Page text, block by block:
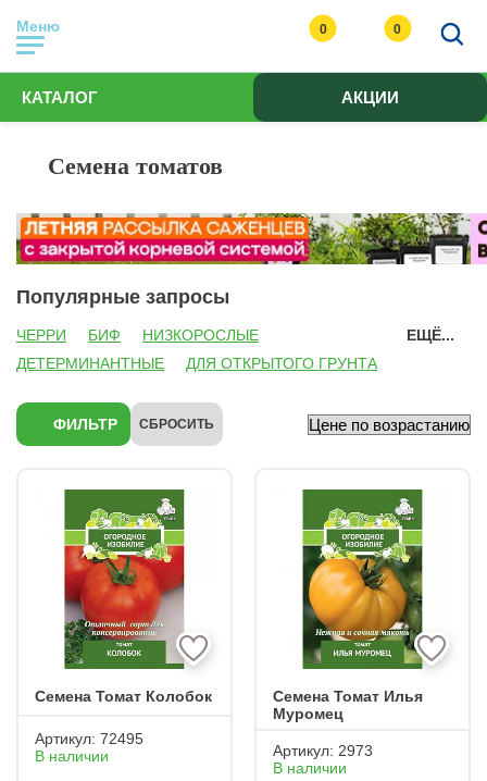
Меню 0 0
КАТАЛОГ АКЦИИ
Семена томатов
Популярные запросы
ЧЕРРИ БИФ
НИЗКОРОСЛЫЕ
ДЕТЕРМИНАНТНЫЕ
ДЛЯ ОТКРЫТОГО ГРУНТА
РОЗОВЫЕ
БИОТЕХНИКА
УРАЛЬСКИЙ ДАЧНИК
СИБИРСКИЙ САД
АЭЛИТА
САДЫ РОССИИ
ДЛЯ ВЫРАЩИВАНИЯ НА ПОДОКОННИКЕ
ГИБРИД F1 (Ф1)
НЕПАСЫНКУЮЩИЕСЯ
МАЛИНОВЫЕ
ЗЕЛЕНЫЕ
КИСТЕВЫЕ
РАННЕСПЕЛЫЕ
ПЕРЦЕВИДНЫЕ
ЕЩЁ...
ФИЛЬТР СБРОСИТЬ
Семена Томат Колобок
Артикул: 72495
В наличии
Семена Томат Илья
Муромец
Артикул: 2973
В наличии